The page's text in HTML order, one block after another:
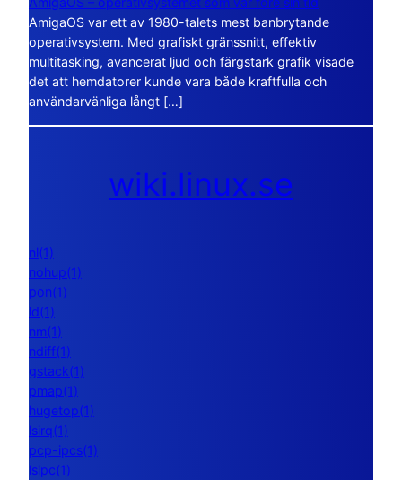
AmigaOS var ett av 1980-talets mest banbrytande
operativsystem. Med grafiskt gränssnitt, effektiv
multitasking, avancerat ljud och färgstark grafik visade
det att hemdatorer kunde vara både kraftfulla och
användarvänliga långt […]
wiki.linux.se
nl(1)
nohup(1)
pon(1)
ld(1)
nm(1)
ndiff(1)
gstack(1)
pmap(1)
hugetop(1)
lsirq(1)
pcp-ipcs(1)
lsipc(1)